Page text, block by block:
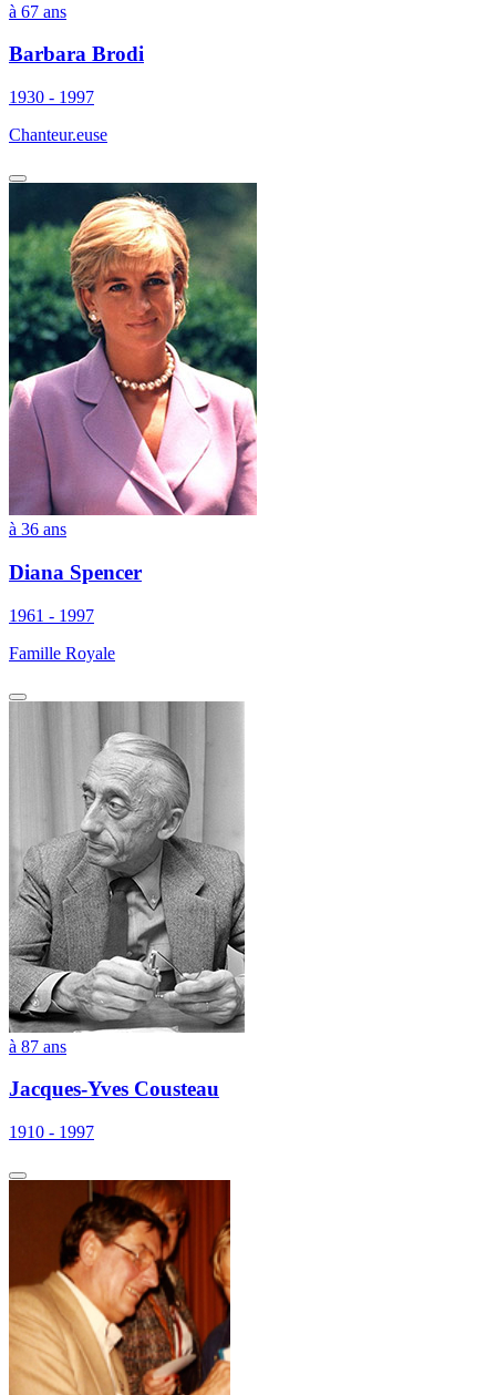
à 67 ans
Barbara Brodi
1930 - 1997
Chanteur.euse
à 36 ans
Diana Spencer
1961 - 1997
Famille Royale
à 87 ans
Jacques-Yves Cousteau
1910 - 1997